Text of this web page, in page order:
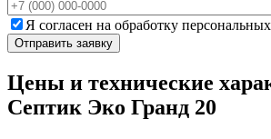
Я согласен на обработку
Цены и технические
Септик Эко Гранд 20